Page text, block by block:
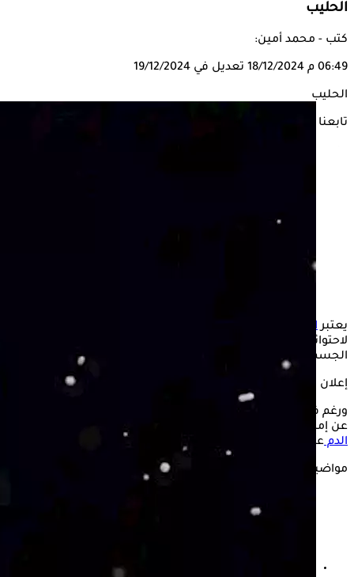
الحليب
كتب - محمد أمين:
06:49 م 18/12/2024 تعديل في 19/12/2024
الحليب
تابعنا على
يعتبرالحليب الرائب
لاحتوائه على مجموعة متنوعة من العناصر الغذائية التي يحتاج إليها
الجسم.
إعلان
ورغم فوائد الحليب الرائب، يتساءل بعض المصابين بداء
عن إمكانية إدراجه في النظام الغذائي اليومي، خوفًا من
الدمعند تناوله.
مواضيع ذات صلة